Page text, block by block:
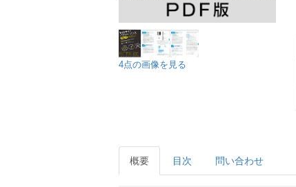
4点の画像を見る
概要 目次 問い合わせ